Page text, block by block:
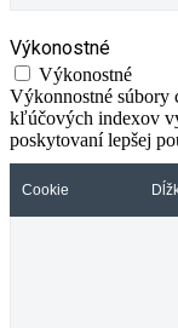
Výkonostné
Výkonostné
Výkonnostné súbory
kľúčových indexov
poskytovaní lepšej
Cookie